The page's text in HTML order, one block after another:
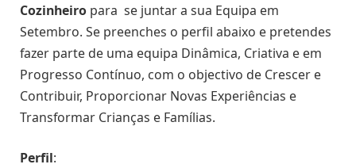
Cozinheiro para se juntar a sua Equipa em
Setembro. Se preenches o perfil abaixo e pretendes
fazer parte de uma equipa Dinâmica, Criativa e em
Progresso Contínuo, com o objectivo de Crescer e
Contribuir, Proporcionar Novas Experiências e
Transformar Crianças e Famílias.
Perfil: